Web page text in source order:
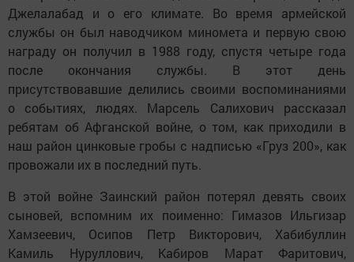
Джелалабад и о его климате. Во время армейской
службы он был наводчиком миномета и первую свою
награду он получил в 1988 году, спустя четыре года
после окончания службы. В этот день
присутствовавшие делились своими воспоминаниями
о событиях, людях. Марсель Салихович рассказал
ребятам об Афганской войне, о том, как приходили в
наш район цинковые гробы с надписью «Груз 200», как
провожали их в последний путь.
В этой войне Заинский район потерял девять своих
сыновей, вспомним их поименно: Гимазов Ильгизар
Хамзеевич, Осипов Петр Викторович, Хабибуллин
Камиль Нуруллович, Кабиров Марат Фаритович,